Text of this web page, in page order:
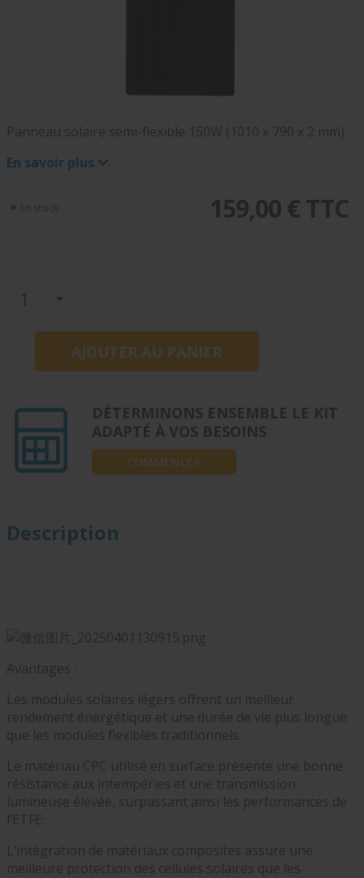
Panneau solaire semi-flexible 150W (1010 x 790 x 2 mm)
En savoir plus
En stock 159,00 € TTC
DÉTERMINONS ENSEMBLE LE KIT
ADAPTÉ À VOS BESOINS
COMMENCER
Description
Avantages :
Les modules solaires légers offrent un meilleur
rendement énergétique et une durée de vie plus longue
que les modules flexibles traditionnels.
Le matériau CPC utilisé en surface présente une bonne
résistance aux intempéries et une transmission
lumineuse élevée, surpassant ainsi les performances de
l’ETFE.
L’intégration de matériaux composites assure une
meilleure protection des cellules solaires que les